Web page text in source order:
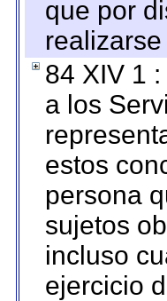
que por
84 XIV 1
a los
estos
persona
sujetos
incluso
ejercicio